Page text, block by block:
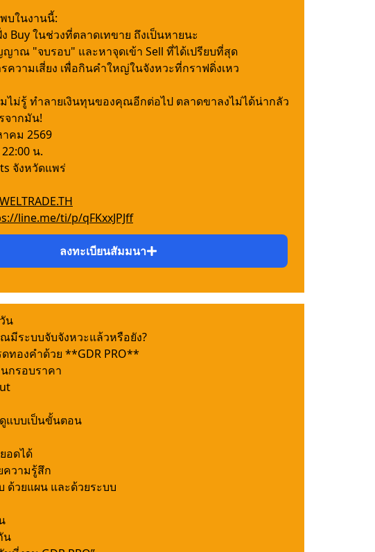
บในงานนี้:
Buy ในช่วงที่ตลาดเทขาย ถึงเป็นหายนะ
าณ "จบรอบ" และหาจุดเข้า Sell ที่ได้เปรียบที่สุด
ความเสี่ยง เพื่อกินคำใหญ่ในจังหวะที่กราฟดิ่งเหว
ไม่รู้ ทำลายเงินทุนของคุณอีกต่อไป ตลาดขาลงไม่ได้น่ากลัว
จากมัน!
าคม 2569
น.
จังหวัดแพร่
line.me/ti/p/qFKxxJPJff
ลงทะเบียนสัมมนา
น
ระบบจับจังหวะแล้วหรือยัง?
ทองคำด้วย **GDR PRO**
กรอบราคา
แบบเป็นขั้นตอน
อดได้
ความรู้สึก
ด้วยแผน และด้วยระบบ
น